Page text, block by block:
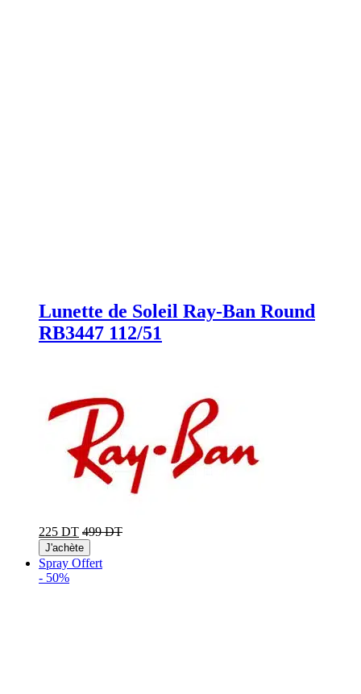
Lunette de Soleil Ray-Ban Round
RB3447 112/51
225 DT 499 DT
J'achète
Spray Offert
- 50%